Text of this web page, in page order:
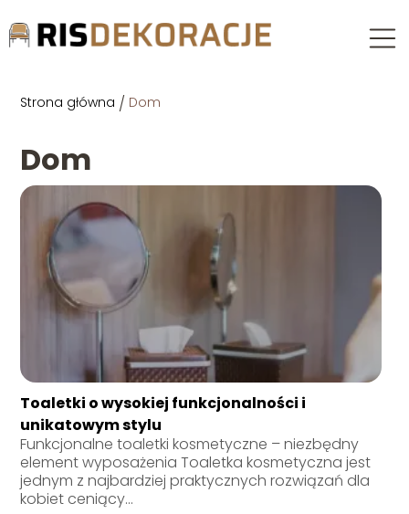
Strona główna / Dom
Dom
Toaletki o wysokiej funkcjonalności i
unikatowym stylu
Funkcjonalne toaletki kosmetyczne – niezbędny
element wyposażenia Toaletka kosmetyczna jest
jednym z najbardziej praktycznych rozwiązań dla
kobiet ceniący...